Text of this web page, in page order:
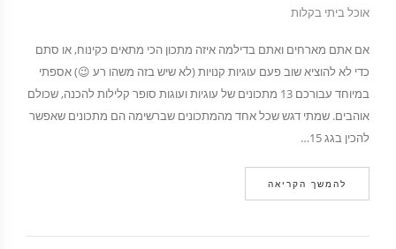
אוכל ביתי בקלות
אם אתם מארחים ואתם בדילמה איזה מתכון הכי מתאים כקינוח, או סתם
כדי לא להוציא שוב פעם עוגיות קנויות (לא שיש בזה משהו רע 😉) אספתי
במיוחד עבורכם 13 מתכונים של עוגיות ועוגות סופר קלילות להכנה, שכולם
אוהבים. שמתי דגש שכל אחד מהמתכונים שברשימה הם מתכונים שאפשר
להכין בגג 15…
להמשך הקריאה